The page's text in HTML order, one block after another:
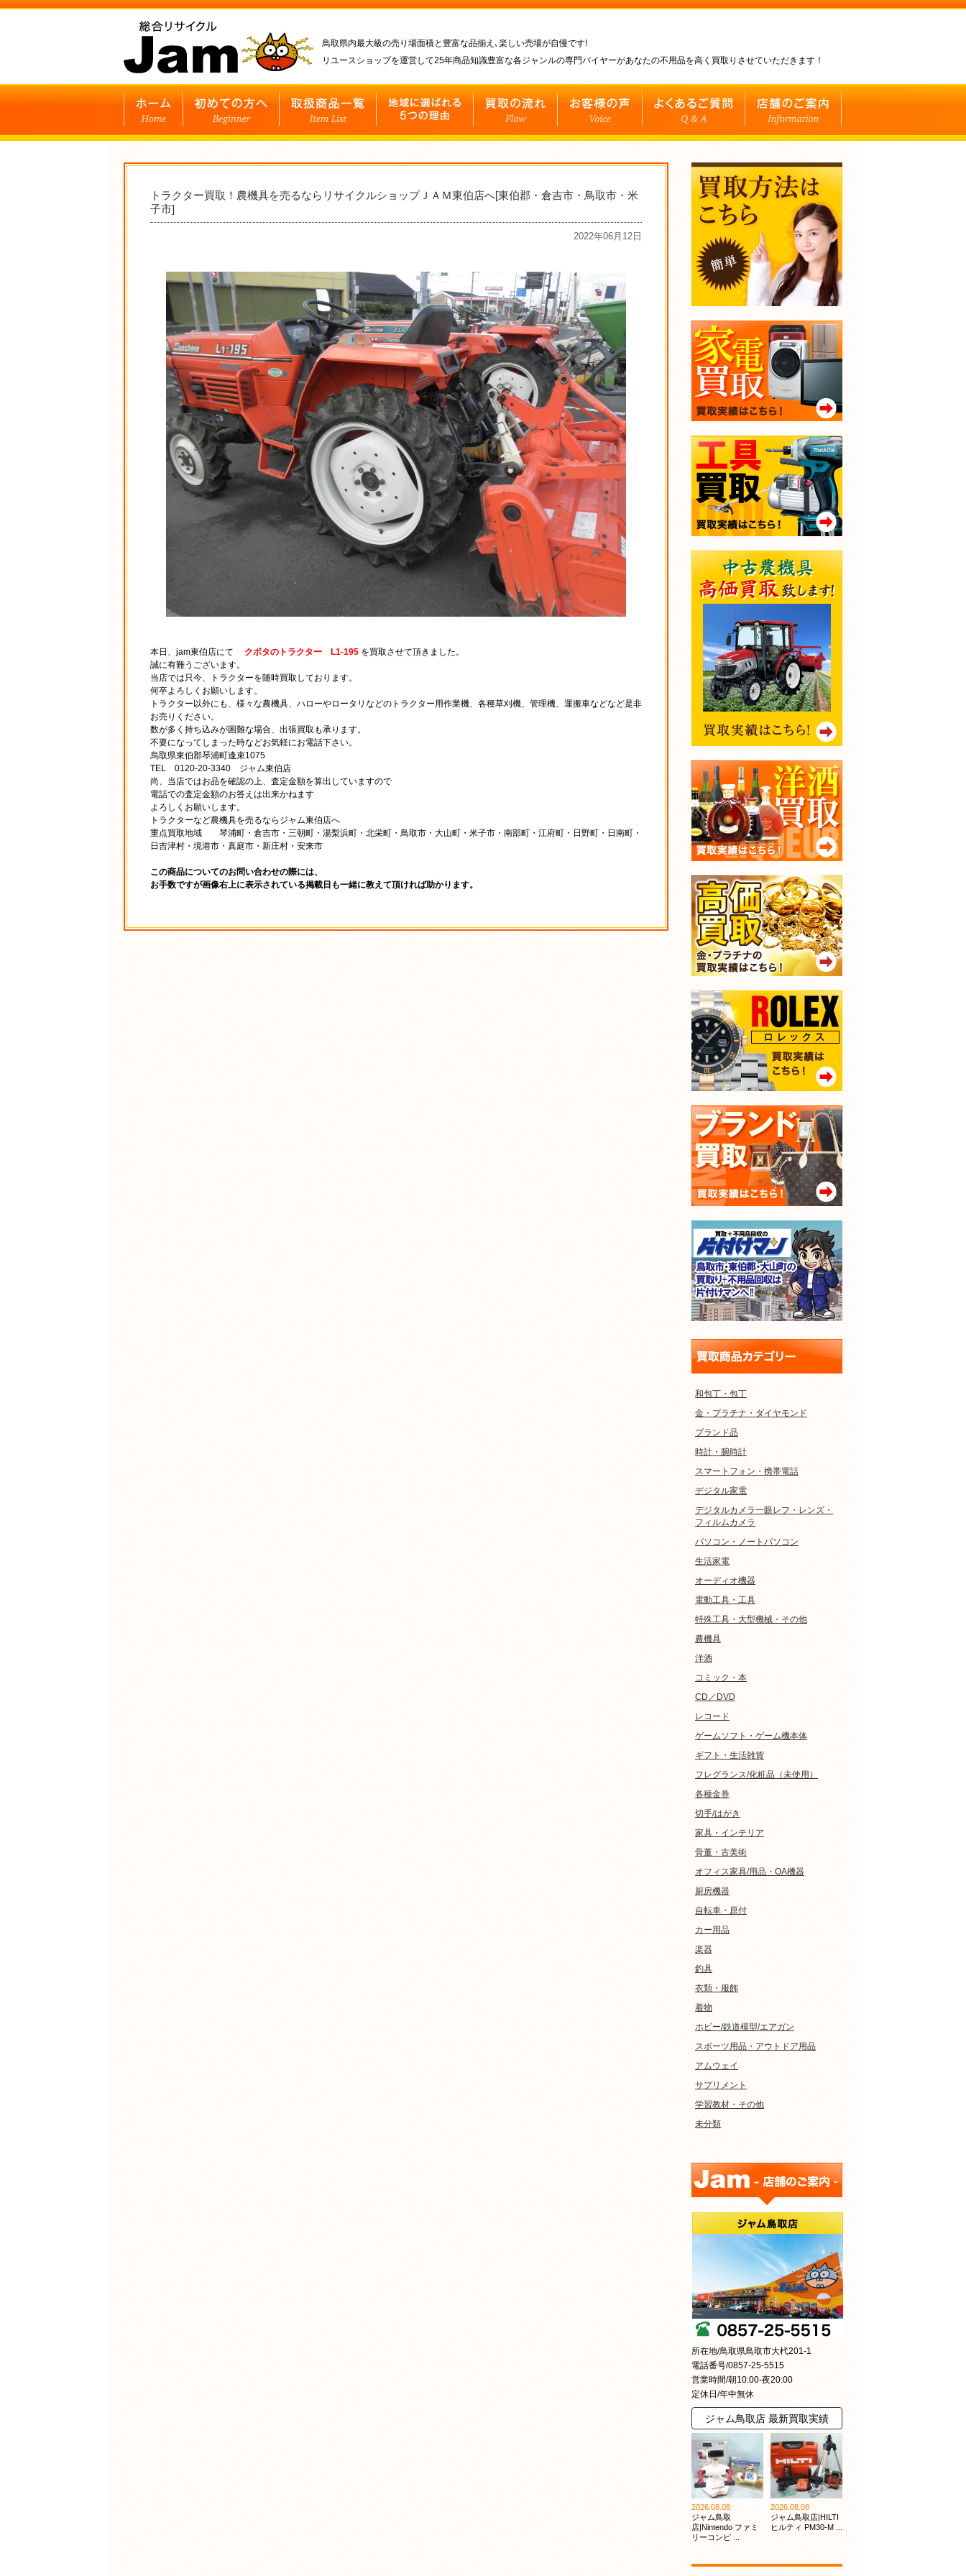
鳥取県内最大級の売り場面積と豊富な品揃え､楽しい売場が自慢です!
リユースショップを運営して25年商品知識豊富な各ジャンルの専門バイヤーがあなたの不用品を高く買取りさせていただきます！
トラクター買取！農機具を売るならリサイクルショップＪＡＭ東伯店へ[東伯郡・倉吉市・鳥取市・米
子市]
2022年06月12日
本日、jam東伯店にて クボタのトラクター L1-195 を買取させて頂きました。
誠に有難うございます。
当店では只今、トラクターを随時買取しております。
何卒よろしくお願いします。
トラクター以外にも、様々な農機具、ハローやロータリなどのトラクター用作業機、各種草刈機、管理機、運搬車などなど是非
お売りください。
数が多く持ち込みが困難な場合、出張買取も承ります。
不要になってしまった時などお気軽にお電話下さい。
烏取県東伯郡琴浦町逢束1075
TEL 0120-20-3340 ジャム東伯店
尚、当店ではお品を確認の上、査定金額を算出していますので
電話での査定金額のお答えは出来かねます
よろしくお願いします。
トラクターなど農機具を売るならジャム東伯店へ
重点買取地域 琴浦町・倉吉市・三朝町・湯梨浜町・北栄町・鳥取市・大山町・米子市・南部町・江府町・日野町・日南町・
日吉津村・境港市・真庭市・新庄村・安来市
この商品についてのお問い合わせの際には、
お手数ですが画像右上に表示されている掲載日も一緒に教えて頂ければ助かります。
和包丁・包丁
金・プラチナ・ダイヤモンド
ブランド品
時計・腕時計
スマートフォン・携帯電話
デジタル家電
デジタルカメラ一眼レフ・レンズ・
フィルムカメラ
パソコン・ノートパソコン
生活家電
オーディオ機器
電動工具・工具
特殊工具・大型機械・その他
農機具
洋酒
コミック・本
CD／DVD
レコード
ゲームソフト・ゲーム機本体
ギフト・生活雑貨
フレグランス/化粧品（未使用）
各種金券
切手/はがき
家具・インテリア
骨董・古美術
オフィス家具/用品・OA機器
厨房機器
自転車・原付
カー用品
楽器
釣具
衣類・服飾
着物
ホビー/鉄道模型/エアガン
スポーツ用品・アウトドア用品
アムウェイ
サプリメント
学習教材・その他
未分類
所在地/鳥取県鳥取市大杙201-1
電話番号/0857-25-5515
営業時間/朝10:00-夜20:00
定休日/年中無休
ジャム鳥取店 最新買取実績
2026.08.08
ジャム鳥取
店|Nintendo ファミ
リーコンピ ...
2026.08.08
ジャム鳥取店|HILTI
ヒルティ PM30-M ...